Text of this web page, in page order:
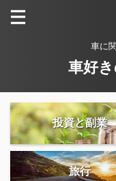
車に
車好
投資と副業
旅行